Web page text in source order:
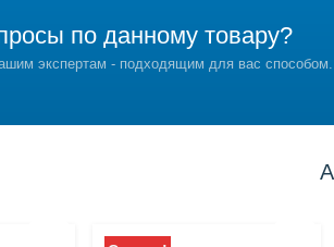
по данному товару?
экспертам - подходящим для вас способом.